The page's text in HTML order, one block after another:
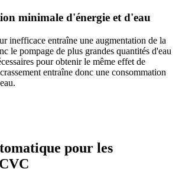
minimale d'énergie et d'eau
inefficace entraîne une augmentation de la
le pompage de plus grandes quantités d'eau
pour obtenir le même effet de
entraîne donc une consommation
pour les